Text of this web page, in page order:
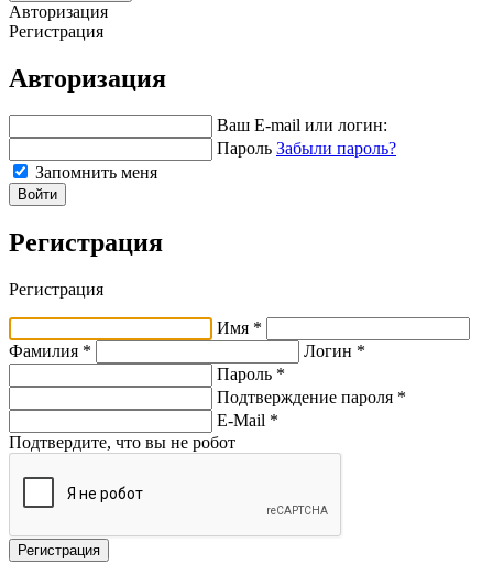
Авторизация
Регистрация
Авторизация
Ваш E-mail или логин:
Пароль Забыли пароль?
Запомнить меня
Войти
Регистрация
Регистрация
Имя *
Фамилия *
Логин *
Пароль *
Подтверждение пароля *
E-Mail *
Подтвердите, что вы не робот
Регистрация